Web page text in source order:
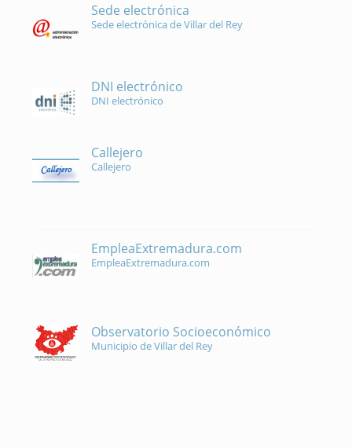
Sede electrónica
Sede electrónica de Villar del Rey
DNI electrónico
DNI electrónico
Callejero
Callejero
EmpleaExtremadura.com
EmpleaExtremadura.com
Observatorio Socioeconómico
Municipio de Villar del Rey